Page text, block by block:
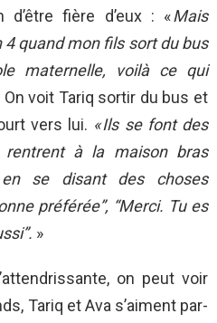
d’être fière d’eux : «Mais
quand mon fils sort du bus
maternelle, voilà ce qui
On voit Tariq sortir du bus et
vers lui. « Ils se font des
rentrent à la maison bras
se disant des choses
préférée”, “Merci. Tu es
»
on peut voir
Tariq et Ava s’aiment par-